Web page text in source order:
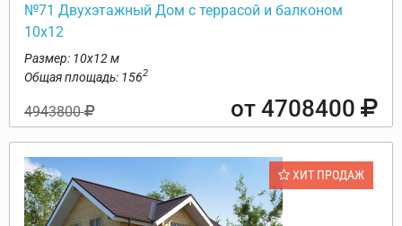
№71 Двухэтажный Дом с террасой и балконом
10х12
Размер: 10х12 м
Общая площадь: 1562
4943800 от 4708400
ХИТ ПРОДАЖ